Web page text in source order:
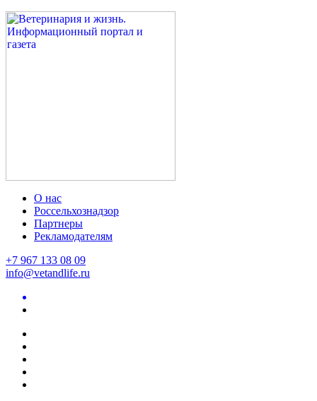
О нас
Россельхознадзор
Партнеры
Рекламодателям
+7 967 133 08 09
info@vetandlife.ru